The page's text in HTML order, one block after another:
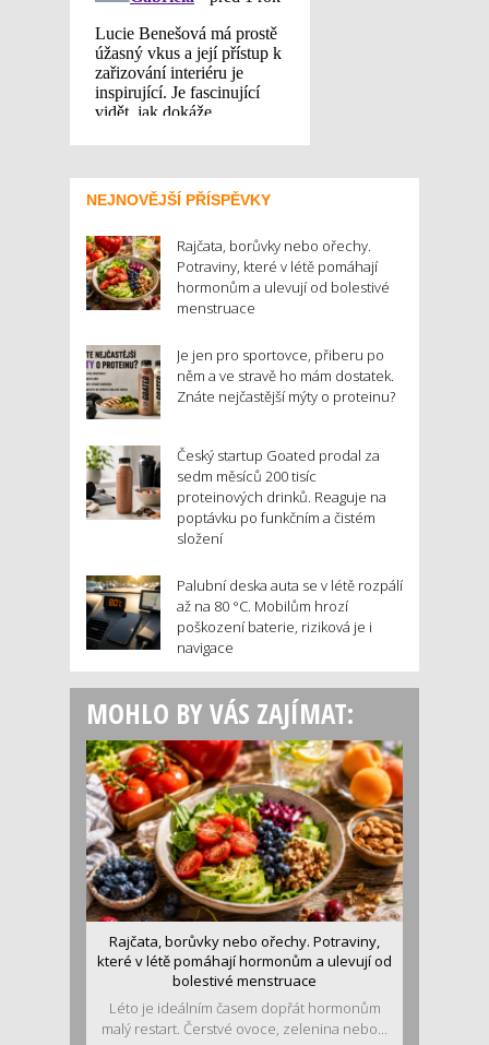
NEJNOVĚJŠÍ PŘÍSPĚVKY
Rajčata, borůvky nebo ořechy.
Potraviny, které v létě pomáhají
hormonům a ulevují od bolestivé
menstruace
Je jen pro sportovce, přiberu po
něm a ve stravě ho mám dostatek.
Znáte nejčastější mýty o proteinu?
Český startup Goated prodal za
sedm měsíců 200 tisíc
proteinových drinků. Reaguje na
poptávku po funkčním a čistém
složení
Palubní deska auta se v létě rozpálí
až na 80 °C. Mobilům hrozí
poškození baterie, riziková je i
navigace
MOHLO BY VÁS ZAJÍMAT:
Rajčata, borůvky nebo ořechy. Potraviny,
které v létě pomáhají hormonům a ulevují od
bolestivé menstruace
Léto je ideálním časem dopřát hormonům
malý restart. Čerstvé ovoce, zelenina nebo...